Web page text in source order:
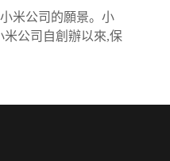
米公司的願景。小
公司自創辦以來,保